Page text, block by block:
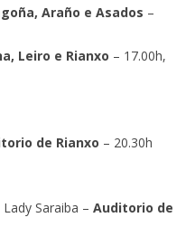
Araño e Asados –
Leiro e Rianxo – 17.00h,
de Rianxo – 20.30h
Saraiba – Auditorio de